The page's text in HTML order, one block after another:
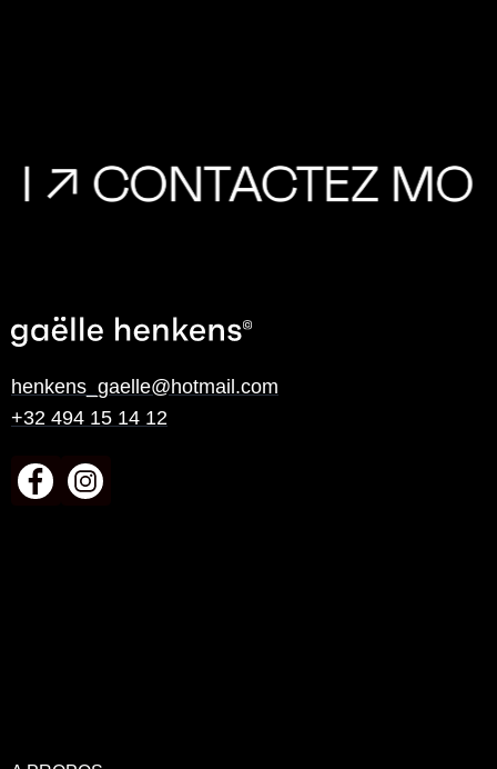
henkens_gaelle@hotmail.com
+32 494 15 14 12